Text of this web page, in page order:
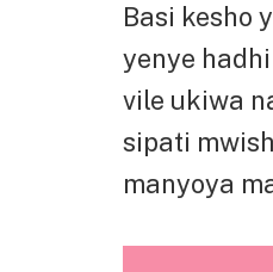
Basi kesho
yenye
vile ukiwa
sipati
manyoya